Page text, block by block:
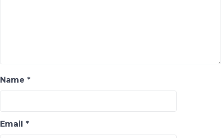
Name *
Email *